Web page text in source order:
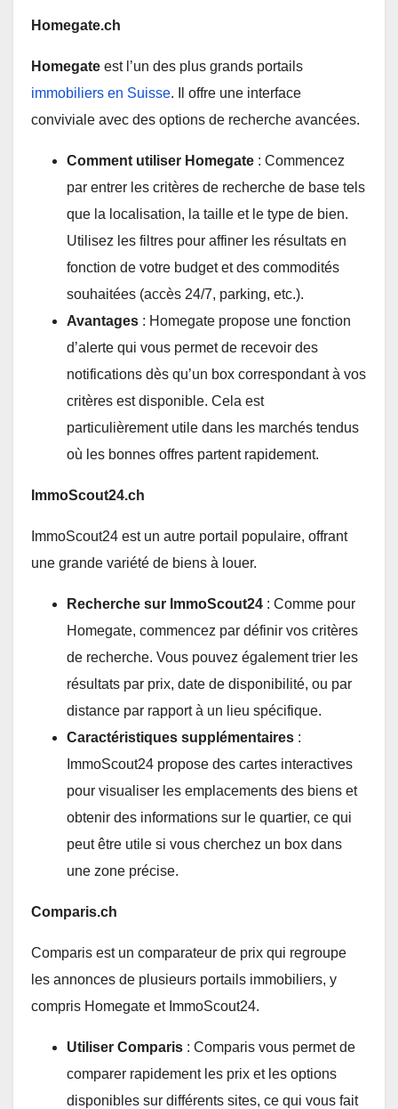
Homegate.ch
Homegate est l’un des plus grands portails
immobiliers en Suisse. Il offre une interface
conviviale avec des options de recherche avancées.
Comment utiliser Homegate : Commencez
par entrer les critères de recherche de base tels
que la localisation, la taille et le type de bien.
Utilisez les filtres pour affiner les résultats en
fonction de votre budget et des commodités
souhaitées (accès 24/7, parking, etc.).
Avantages : Homegate propose une fonction
d’alerte qui vous permet de recevoir des
notifications dès qu’un box correspondant à vos
critères est disponible. Cela est
particulièrement utile dans les marchés tendus
où les bonnes offres partent rapidement.
ImmoScout24.ch
ImmoScout24 est un autre portail populaire, offrant
une grande variété de biens à louer.
Recherche sur ImmoScout24 : Comme pour
Homegate, commencez par définir vos critères
de recherche. Vous pouvez également trier les
résultats par prix, date de disponibilité, ou par
distance par rapport à un lieu spécifique.
Caractéristiques supplémentaires :
ImmoScout24 propose des cartes interactives
pour visualiser les emplacements des biens et
obtenir des informations sur le quartier, ce qui
peut être utile si vous cherchez un box dans
une zone précise.
Comparis.ch
Comparis est un comparateur de prix qui regroupe
les annonces de plusieurs portails immobiliers, y
compris Homegate et ImmoScout24.
Utiliser Comparis : Comparis vous permet de
comparer rapidement les prix et les options
disponibles sur différents sites, ce qui vous fait